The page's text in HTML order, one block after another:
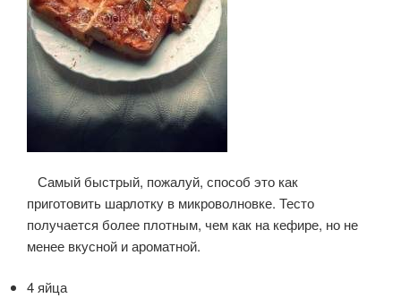
Самый быстрый, пожалуй, способ это как
приготовить шарлотку в микроволновке. Тесто
получается более плотным, чем как на кефире, но не
менее вкусной и ароматной.
4 яйца